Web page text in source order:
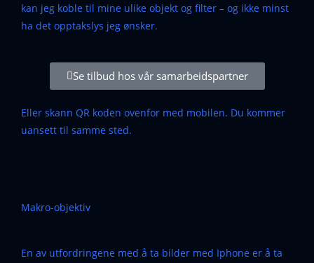
kan jeg koble til mine ulike objekt og filter – og ikke minst
ha det opptakslys jeg ønsker.
Se tilbud hos vår samarbeidspartner
Eller skann QR koden ovenfor med mobilen. Du kommer
uansett til samme sted.
Makro-objektiv
En av utfordringene med å ta bilder med Iphone er å ta